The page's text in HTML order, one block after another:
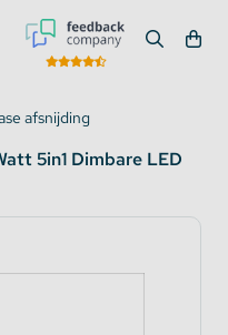
afsnijding
5in1 Dimbare LED